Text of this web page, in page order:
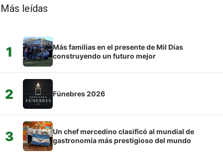
Más leídas
1
Más familias en el presente de Mil Días
construyendo un futuro mejor
2 Fúnebres 2026
3
Un chef mercedino clasificó al mundial de
gastronomía más prestigioso del mundo